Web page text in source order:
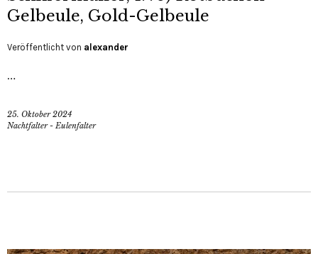
Gelbeule, Gold-Gelbeule
Veröffentlicht von alexander
…
25. Oktober 2024
Nachtfalter - Eulenfalter